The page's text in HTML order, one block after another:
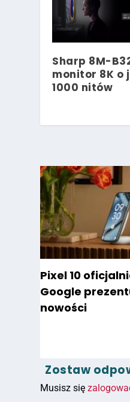
Sharp 8M-
monitor 8K o
1000 nitów
Pixel 10
Google
nowości
Zostaw
Musisz się